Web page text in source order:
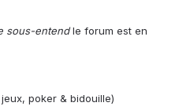
sous-entendle forum est en
poker & bidouille)